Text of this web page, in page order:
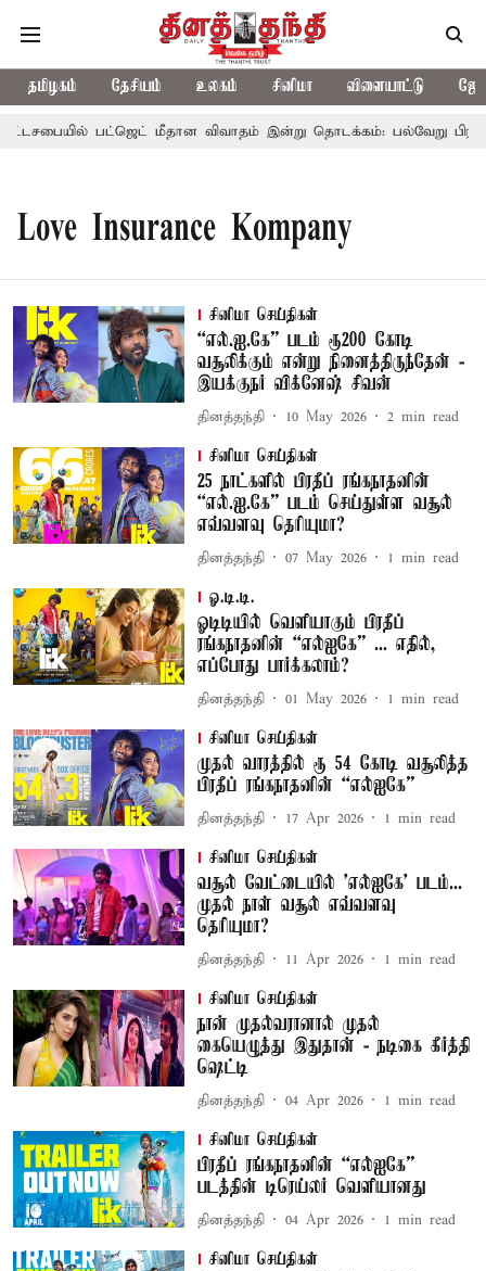
தமிழகம் தேசியம் உலகம் சினிமா விளையாட்டு
பட்ஜெட் மீதான விவாதம் இன்று தொடக்கம்: பல்வேறு
Love Insurance Kompany
சினிமா செய்திகள்
“எல்.ஐ.கே” படம் ரூ200 கோடி
வசூலிக்கும் என்று நினைத்திருந்தேன் -
இயக்குநர் விக்னேஷ் சிவன்
தினத்தந்தி 10 May 2026 2 min read
சினிமா செய்திகள்
25 நாட்களில் பிரதீப் ரங்கநாதனின்
“எல்.ஐ.கே” படம் செய்துள்ள வசூல்
எவ்வளவு தெரியுமா?
தினத்தந்தி 07 May 2026 1 min read
ஓ.டி.டி.
ஓடிடியில் வெளியாகும் பிரதீப்
ரங்கநாதனின் “எல்ஐகே” ... எதில்,
எப்போது பார்க்கலாம்?
தினத்தந்தி 01 May 2026 1 min read
சினிமா செய்திகள்
முதல் வாரத்தில் ரூ 54 கோடி வசூலித்த
பிரதீப் ரங்கநாதனின் “எல்ஐகே”
தினத்தந்தி 17 Apr 2026 1 min read
சினிமா செய்திகள்
வசூல் வேட்டையில் 'எல்ஐகே' படம்...
முதல் நாள் வசூல் எவ்வளவு
தெரியுமா?
தினத்தந்தி 11 Apr 2026 1 min read
சினிமா செய்திகள்
நான் முதல்வரானால் முதல்
கையெழுத்து இதுதான் - நடிகை கீர்த்தி
ஷெட்டி
தினத்தந்தி 04 Apr 2026 1 min read
சினிமா செய்திகள்
பிரதீப் ரங்கநாதனின் “எல்ஐகே”
படத்தின் டிரெய்லர் வெளியானது
தினத்தந்தி 04 Apr 2026 1 min read
சினிமா செய்திகள்